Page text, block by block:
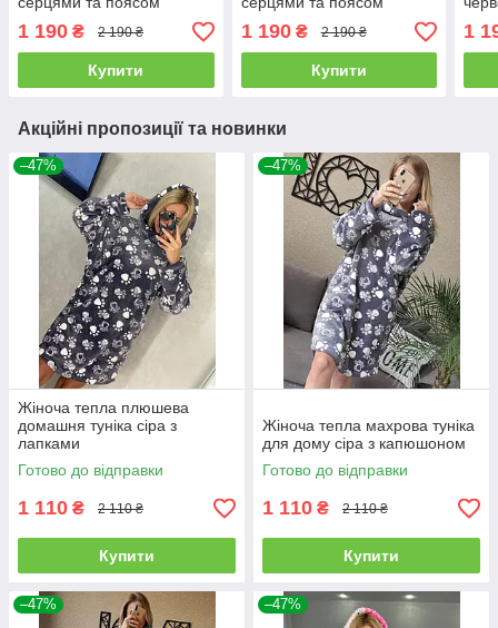
Туреччина
1 190 ₴ 2 190 ₴
Купити
Туреччина
1 190₴ 2 190 ₴
Купити
1
Акційні пропозиції та новинки
–47%
Жіноча тепла плюшева
домашня туніка сіра з
лапками
Готово до відправки
1 110 ₴ 2 110 ₴
Купити
–47%
Жіноча тепла махрова туніка
для дому сіра з капюшоном
Готово до відправки
1 110 ₴ 2 110 ₴
Купити
–47% –47%